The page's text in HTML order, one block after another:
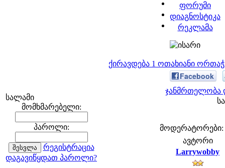
ფორუმი
დიაგნოსტიკა
რეკლამა
ქირავდება 1 ოთახიანი
სალამი
მომხმარებელი:
პაროლი:
რეგისტრაცია
დაგავიწყდათ პაროლი?
Facebook
ჯანმრთელობა
მოდერატორები:
ავტორი
Larrywobby